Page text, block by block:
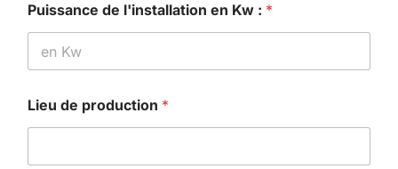
e
N
m
u
Puissance de l'installation en Kw : *
Lieu de production *